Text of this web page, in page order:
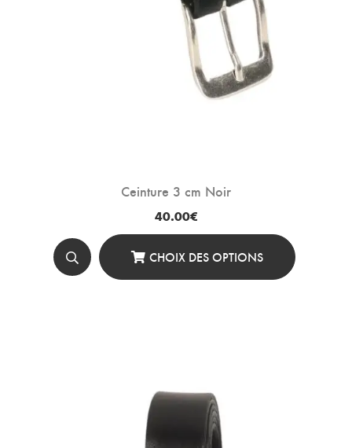
Du
Produit
Ceinture 3 cm Noir
40.00€
CHOIX DES OPTIONS
Ce
Les
Options